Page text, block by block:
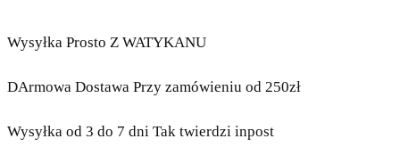
Wysyłka Prosto Z WATYKANU
DArmowa Dostawa Przy zamówieniu od 250zł
Wysyłka od 3 do 7 dni Tak twierdzi inpost